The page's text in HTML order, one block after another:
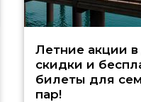
Летние акции
скидки и
билеты для
пар!